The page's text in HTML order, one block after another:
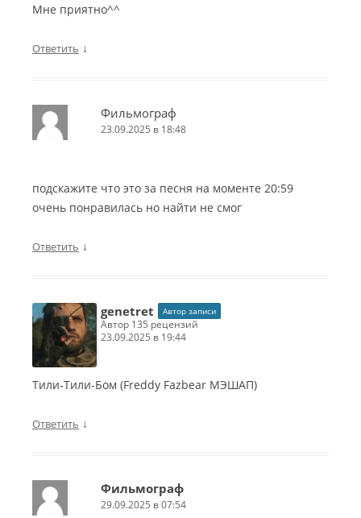
Мне приятно^^
Ответить ↓
Фильмограф
23.09.2025 в 18:48
подскажите что это за песня на моменте 20:59
очень понравилась но найти не смог
Ответить ↓
genetret Автор записи
автор 135 рецензий
23.09.2025 в 19:44
Тили-Тили-Бом (Freddy Fazbear МЭШАП)
Ответить ↓
Фильмограф
29.09.2025 в 07:54